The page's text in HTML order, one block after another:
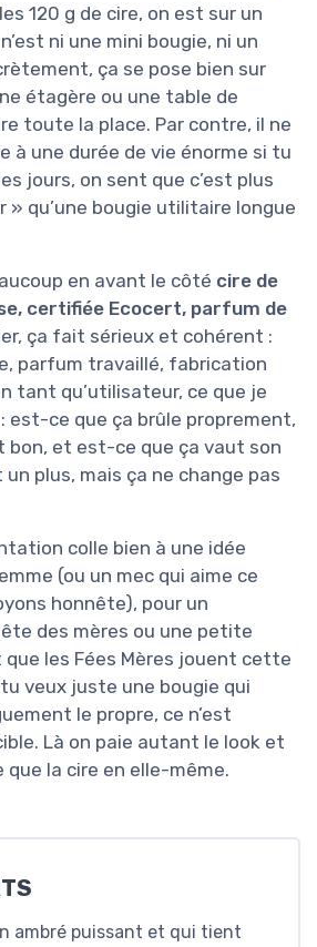
120 g de cire, on est sur un
ni une mini bougie, ni un
ça se pose bien sur
étagère ou une table de
toute la place. Par contre, il ne
à une durée de vie énorme si tu
jours, on sent que c’est plus
» qu’une bougie utilitaire longue
en avant le côté cire de
certifiée Ecocert, parfum de
ça fait sérieux et cohérent :
parfum travaillé, fabrication
tant qu’utilisateur, ce que je
est-ce que ça brûle proprement,
bon, et est-ce que ça vaut son
un plus, mais ça ne change pas
colle bien à une idée
(ou un mec qui aime ce
honnête), pour un
des mères ou une petite
les Fées Mères jouent cette
veux juste une bougie qui
le propre, ce n’est
Là on paie autant le look et
que la cire en elle-même.
ambré puissant et qui tient